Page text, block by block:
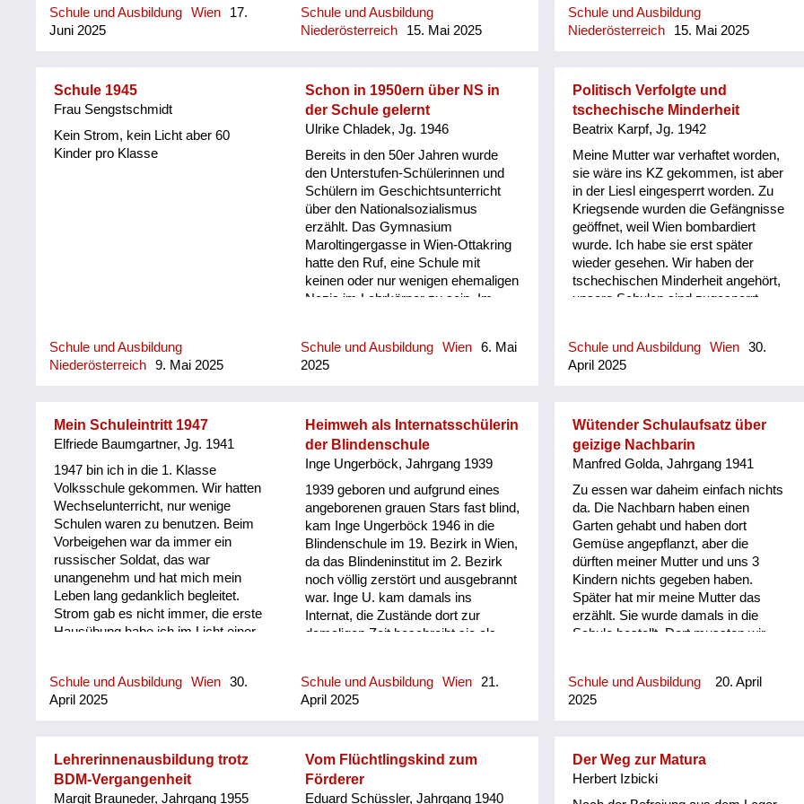
Soldaten waren in unserem Garten
und viele russische. In diesem
angeräumt, wie der vierte Stock
meiner Schule war.
Schule und Ausbildung Wien
17.
Juni 2025
Schule und Ausbildung
Niederösterreich
15. Mai 2025
Schule und Ausbildung
Niederösterreich
15. Mai 2025
Schule 1945
Frau Sengstschmidt
Kein Strom, kein Licht aber 60
Kinder pro Klasse
Schule und Ausbildung
Niederösterreich
9. Mai 2025
Schon in 1950ern über NS in
der Schule gelernt
Ulrike Chladek, Jg. 1946
Bereits in den 50er Jahren wurde
den Unterstufen-Schülerinnen und
Schülern im Geschichtsunterricht
über den Nationalsozialismus
erzählt. Das Gymnasium
Maroltingergasse in Wien-Ottakring
hatte den Ruf, eine Schule mit
keinen oder nur wenigen ehemaligen
Nazis im Lehrkörper zu sein. Im
über das Geschehen in den NS-
Konzentrationslagern zu sehen
Schule und Ausbildung Wien
6. Mai
2025
Politisch Verfolgte und
tschechische Minderheit
Beatrix Karpf, Jg. 1942
Meine Mutter war verhaftet worden,
sie wäre ins KZ gekommen, ist aber
in der Liesl eingesperrt worden. Zu
Kriegsende wurden die Gefängnisse
geöffnet, weil Wien bombardiert
wurde. Ich habe sie erst später
wieder gesehen. Wir haben der
tschechischen Minderheit angehört,
unsere Schulen sind zugesperrt
wenn Schüler tschechisch
gesprochen haben untereinander,
Wohn- und Ernährungssituation. Im
Augarten durften wir nicht
spazierengehen, da gab es Gräber.
Kirche haben sie ein verendetes
Pferd eingegraben, die Menschen
haben es wieder ausgegraben und
gegessen. Das Ärgste für mich war
es, im vierten Stock in einer
zerbombten Zimmer-Küche-
Wohnung zu wohnen.
Schule und Ausbildung Wien
30.
April 2025
Mein Schuleintritt 1947
Elfriede Baumgartner, Jg. 1941
1947 bin ich in die 1. Klasse
Volksschule gekommen. Wir hatten
Wechselunterricht, nur wenige
Schulen waren zu benutzen. Beim
Vorbeigehen war da immer ein
russischer Soldat, das war
unangenehm und hat mich mein
Leben lang gedanklich begleitet.
Strom gab es nicht immer, die erste
Hausübung habe ich im Licht einer
so holzhaltig war, sodass die Hefte
voll mit blauen Flecken waren. Wir
ohne Glas.
Schule und Ausbildung Wien
30.
April 2025
Heimweh als Internatsschülerin
der Blindenschule
Inge Ungerböck, Jahrgang 1939
1939 geboren und aufgrund eines
angeborenen grauen Stars fast blind,
kam Inge Ungerböck 1946 in die
Blindenschule im 19. Bezirk in Wien,
da das Blindeninstitut im 2. Bezirk
noch völlig zerstört und ausgebrannt
war. Inge U. kam damals ins
Internat, die Zustände dort zur
damaligen Zeit beschreibt sie als
stark an ihre Mutter gebunden war.
In der Blindenschule waren auch
erlitten hatten, und dadurch ihr
Augenlicht verloren hatten.
Schule und Ausbildung Wien
21.
April 2025
Wütender Schulaufsatz über
geizige Nachbarin
Manfred Golda, Jahrgang 1941
Zu essen war daheim einfach nichts
da. Die Nachbarn haben einen
Garten gehabt und haben dort
Gemüse angepflanzt, aber die
dürften meiner Mutter und uns 3
Kindern nichts gegeben haben.
Später hat mir meine Mutter das
erzählt. Sie wurde damals in die
Schule bestellt. Dort mussten wir
Mutter wurde danach zur Rede
gestellt, was denn das bei uns für
meine ganze Wut auf die Nachbarn
abgelassen. Ich hatte geschrieben,
Schule und Ausbildung
20. April
2025
Lehrerinnenausbildung trotz
BDM-Vergangenheit
Margit Brauneder, Jahrgang 1955
Vom Flüchtlingskind zum
Förderer
Eduard Schüssler, Jahrgang 1940
Der Weg zur Matura
Herbert Izbicki